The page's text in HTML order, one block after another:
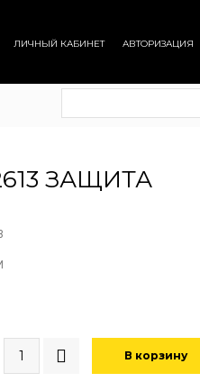
ЛИЧНЫЙ КАБИНЕТ АВТОРИЗАЦИЯ
ЗАЩИТА
В корзину